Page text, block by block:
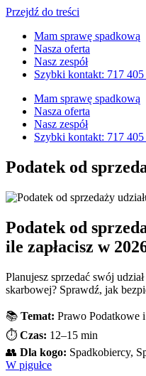
Przejdź do treści
Mam sprawę spadkową
Nasza oferta
Nasz zespół
Szybki kontakt: 717 405
Mam sprawę spadkową
Nasza oferta
Nasz zespół
Szybki kontakt: 717 405
Podatek od
Podatek od
ile zapłacisz w
Planujesz sprzedać swój
skarbowej? Sprawdź, jak
📚 Temat: Prawo Podatkowe
⏱️ Czas: 12–15 min
👥 Dla kogo: Spadkobiercy,
W pigułce